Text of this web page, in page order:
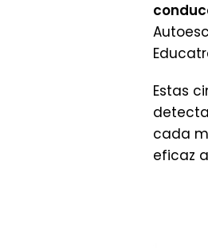
Estas
cada
eficaz